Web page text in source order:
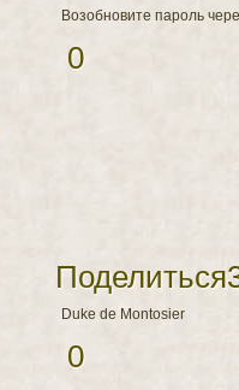
Возобновите пароль
0
Поделиться
Duke de Montosier
0